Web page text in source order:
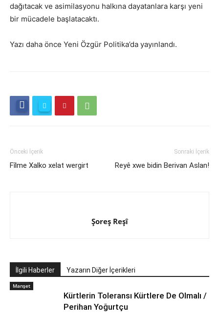
dağıtacak ve asimilasyonu halkına dayatanlara karşı yeni
bir mücadele başlatacaktı.
Yazı daha önce Yeni Özgür Politika’da yayınlandı.
Önceki İçerik
Fîlme Xalko xelat wergirt
Sonraki İçerik
Reyê xwe bidin Berivan Aslan!
Şoreş Reşî
İlgili Haberler Yazarın Diğer İçerikleri
Manşet
Kürtlerin Toleransı Kürtlere De Olmalı /
Perihan Yoğurtçu